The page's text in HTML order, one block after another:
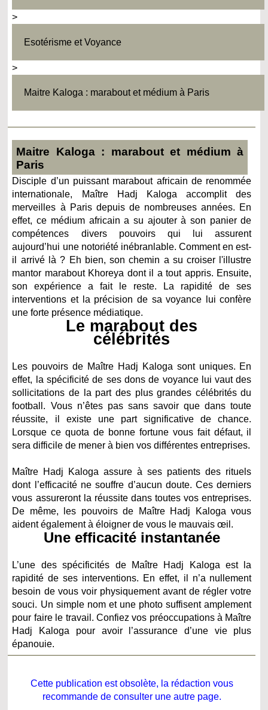
>
Esotérisme et Voyance
>
Maitre Kaloga : marabout et médium à Paris
Maitre Kaloga : marabout et médium à
Paris
Disciple d’un puissant marabout africain de renommée
internationale, Maître Hadj Kaloga accomplit des
merveilles à Paris depuis de nombreuses années. En
effet, ce médium africain a su ajouter à son panier de
compétences divers pouvoirs qui lui assurent
aujourd’hui une notoriété inébranlable. Comment en est-
il arrivé là ? Eh bien, son chemin a su croiser l'illustre
mantor marabout Khoreya dont il a tout appris. Ensuite,
son expérience a fait le reste. La rapidité de ses
interventions et la précision de sa voyance lui confère
une forte présence médiatique.
Le marabout des
célébrités
Les pouvoirs de Maître Hadj Kaloga sont uniques. En
effet, la spécificité de ses dons de voyance lui vaut des
sollicitations de la part des plus grandes célébrités du
football. Vous n’êtes pas sans savoir que dans toute
réussite, il existe une part significative de chance.
Lorsque ce quota de bonne fortune vous fait défaut, il
sera difficile de mener à bien vos différentes entreprises.
Maître Hadj Kaloga assure à ses patients des rituels
dont l’efficacité ne souffre d’aucun doute. Ces derniers
vous assureront la réussite dans toutes vos entreprises.
De même, les pouvoirs de Maître Hadj Kaloga vous
aident également à éloigner de vous le mauvais œil.
Une efficacité instantanée
L’une des spécificités de Maître Hadj Kaloga est la
rapidité de ses interventions. En effet, il n’a nullement
besoin de vous voir physiquement avant de régler votre
souci. Un simple nom et une photo suffisent amplement
pour faire le travail. Confiez vos préoccupations à Maître
Hadj Kaloga pour avoir l’assurance d’une vie plus
épanouie.
Cette publication est obsolète, la rédaction vous
recommande de consulter une autre page.